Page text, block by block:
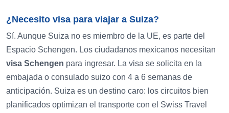
¿Necesito visa para viajar a Suiza?
Sí. Aunque Suiza no es miembro de la UE, es parte del
Espacio Schengen. Los ciudadanos mexicanos necesitan
visa Schengen para ingresar. La visa se solicita en la
embajada o consulado suizo con 4 a 6 semanas de
anticipación. Suiza es un destino caro: los circuitos bien
planificados optimizan el transporte con el Swiss Travel